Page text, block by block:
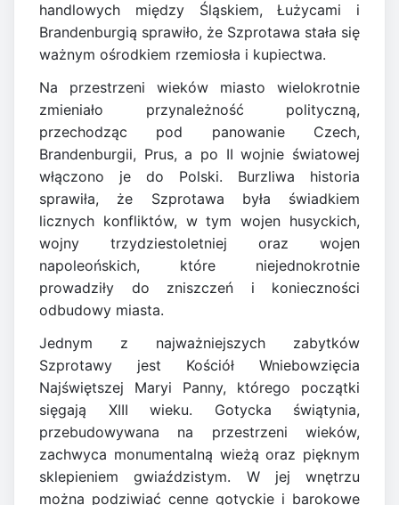
handlowych między Śląskiem, Łużycami i
Brandenburgią sprawiło, że Szprotawa stała się
ważnym ośrodkiem rzemiosła i kupiectwa.
Na przestrzeni wieków miasto wielokrotnie
zmieniało przynależność polityczną,
przechodząc pod panowanie Czech,
Brandenburgii, Prus, a po II wojnie światowej
włączono je do Polski. Burzliwa historia
sprawiła, że Szprotawa była świadkiem
licznych konfliktów, w tym wojen husyckich,
wojny trzydziestoletniej oraz wojen
napoleońskich, które niejednokrotnie
prowadziły do zniszczeń i konieczności
odbudowy miasta.
Jednym z najważniejszych zabytków
Szprotawy jest Kościół Wniebowzięcia
Najświętszej Maryi Panny, którego początki
sięgają XIII wieku. Gotycka świątynia,
przebudowywana na przestrzeni wieków,
zachwyca monumentalną wieżą oraz pięknym
sklepieniem gwiaździstym. W jej wnętrzu
można podziwiać cenne gotyckie i barokowe